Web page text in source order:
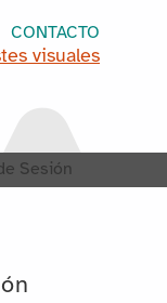
CONTACTO
visuales
Sesión